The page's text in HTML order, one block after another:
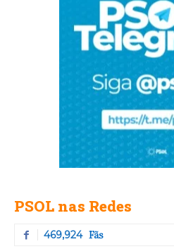
PSOL nas Redes
469,924 Fãs